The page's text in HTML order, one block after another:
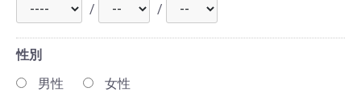
/
/
性別
男性
女性